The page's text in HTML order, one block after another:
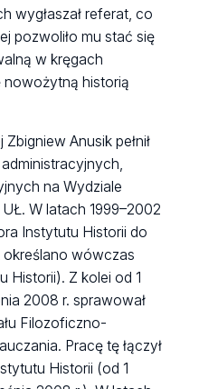
wygłaszał referat, co
pozwoliło mu stać się
w kręgach
nowożytną historią
Anusik pełnił
na Wydziale
W latach 1999–2002
Instytutu Historii do
wówczas
Historii). Z kolei od 1
2008 r. sprawował
Filozoficzno-
Pracę tę łączył
Historii (od 1